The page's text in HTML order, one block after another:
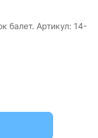
балет. Артикул: 14-